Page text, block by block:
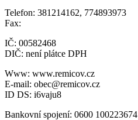
Telefon: 381214162, 774893973
Fax:
IČ: 00582468
DIČ: není plátce DPH
Www: www.remicov.cz
E-mail: obec@remicov.cz
ID DS: i6vaju8
Bankovní spojení: 0600 100223674